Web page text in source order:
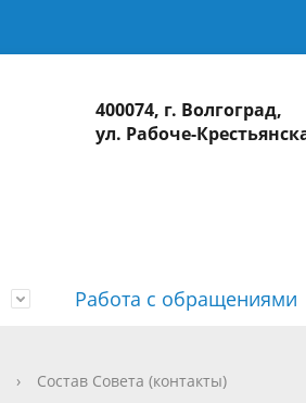
400074, г. Волгоград,
ул. Рабоче-
Коллегия
Годовые отчеты
Видеогалерея
Работа с обращениями
Интернет-приемная
Сведения о доходах
› Состав Совета (контакты)